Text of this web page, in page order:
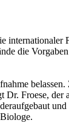
die
Dr. Froese,